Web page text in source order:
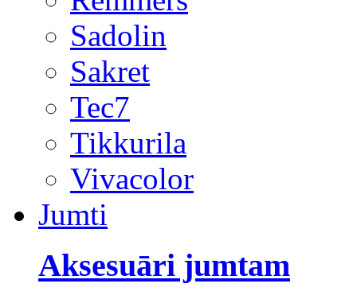
Sadolin
Sakret
Tec7
Tikkurila
Vivacolor
Jumti
Aksesuāri jumtam